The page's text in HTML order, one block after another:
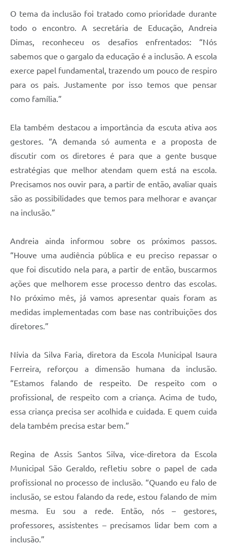
O tema da inclusão foi tratado como prioridade durante
todo o encontro. A secretária de Educação, Andreia
Dimas, reconheceu os desafios enfrentados: “Nós
sabemos que o gargalo da educação é a inclusão. A escola
exerce papel fundamental, trazendo um pouco de respiro
para os pais. Justamente por isso temos que pensar
como família.”
Ela também destacou a importância da escuta ativa aos
gestores. “A demanda só aumenta e a proposta de
discutir com os diretores é para que a gente busque
estratégias que melhor atendam quem está na escola.
Precisamos nos ouvir para, a partir de então, avaliar quais
são as possibilidades que temos para melhorar e avançar
na inclusão.”
Andreia ainda informou sobre os próximos passos.
“Houve uma audiência pública e eu preciso repassar o
que foi discutido nela para, a partir de então, buscarmos
ações que melhorem esse processo dentro das escolas.
No próximo mês, já vamos apresentar quais foram as
medidas implementadas com base nas contribuições dos
diretores.”
Nívia da Silva Faria, diretora da Escola Municipal Isaura
Ferreira, reforçou a dimensão humana da inclusão.
“Estamos falando de respeito. De respeito com o
profissional, de respeito com a criança. Acima de tudo,
essa criança precisa ser acolhida e cuidada. E quem cuida
dela também precisa estar bem.”
Regina de Assis Santos Silva, vice-diretora da Escola
Municipal São Geraldo, refletiu sobre o papel de cada
profissional no processo de inclusão. “Quando eu falo de
inclusão, se estou falando da rede, estou falando de mim
mesma. Eu sou a rede. Então, nós – gestores,
professores, assistentes – precisamos lidar bem com a
inclusão.”